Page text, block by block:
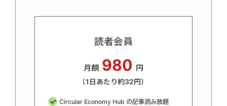
読者会員
月額 980 円
（1日あたり約32円）
Circular Economy Hub の記事読み放題